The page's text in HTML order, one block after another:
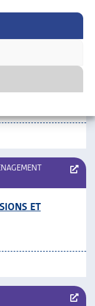
RAPPORTS
ET